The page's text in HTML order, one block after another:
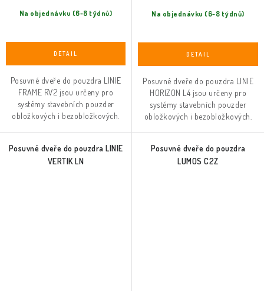
Na objednávku (6-8 týdnů)
Posuvné dveře do pouzdra LINIE
FRAME RV2 jsou určeny pro
systémy stavebních pouzder
obložkových i bezobložkových.
Na objednávku (6-8 týdnů)
Posuvné dveře do pouzdra LINIE
HORIZON L4 jsou určeny pro
systémy stavebních pouzder
obložkových i bezobložkových.
Posuvné dveře do pouzdra LINIE
VERTIK LN
Posuvné dveře do pouzdra
LUMOS C2Z